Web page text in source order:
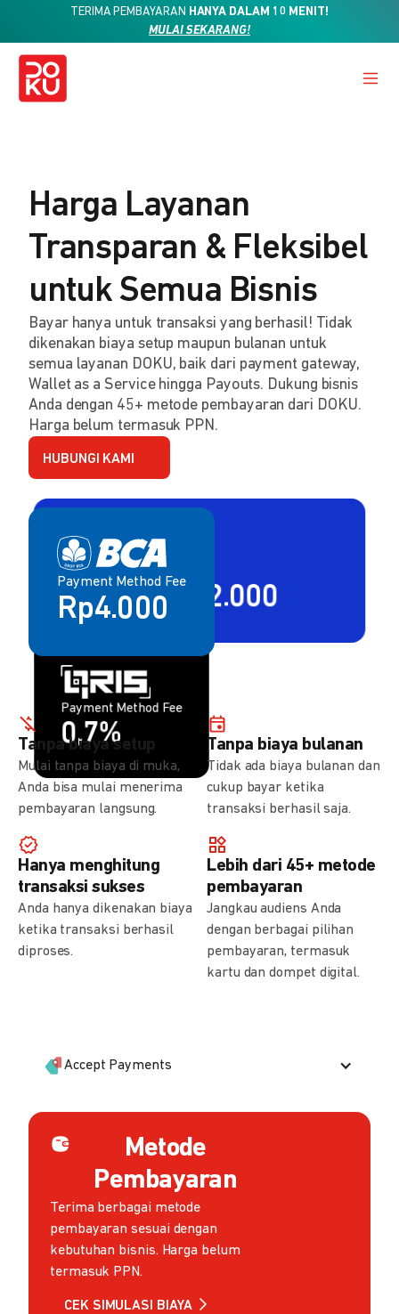
TERIMA PEMBAYARAN HANYA DALAM 10 MENIT!
MULAI SEKARANG!
Harga Layanan
Transparan & Fleksibel
untuk Semua Bisnis
Bayar hanya untuk transaksi yang berhasil! Tidak
dikenakan biaya setup maupun bulanan untuk
semua layanan DOKU, baik dari payment gateway,
Wallet as a Service hingga Payouts. Dukung bisnis
Anda dengan 45+ metode pembayaran dari DOKU.
Harga belum termasuk PPN.
HUBUNGI KAMI
Payment Method Fee
Rp4.000
Payment Method Fee
2,80% + Rp2.000
Payment Method Fee
0,7%
Payment Method Fee
1,5%
Tanpa biaya setup
Mulai tanpa biaya di muka,
Anda bisa mulai menerima
pembayaran langsung.
Tanpa biaya bulanan
Tidak ada biaya bulanan dan
cukup bayar ketika
transaksi berhasil saja.
Hanya menghitung
transaksi sukses
Anda hanya dikenakan biaya
ketika transaksi berhasil
diproses.
Lebih dari 45+ metode
pembayaran
Jangkau audiens Anda
dengan berbagai pilihan
pembayaran, termasuk
kartu dan dompet digital.
Accept Payments
Metode
Pembayaran
Terima berbagai metode
pembayaran sesuai dengan
kebutuhan bisnis. Harga belum
termasuk PPN.
CEK SIMULASI BIAYA